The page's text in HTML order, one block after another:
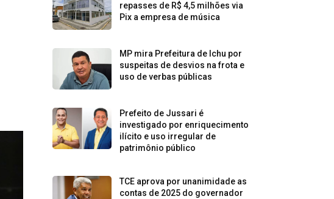
repasses de R$ 4,5 milhões via
Pix a empresa de música
MP mira Prefeitura de Ichu por
suspeitas de desvios na frota e
uso de verbas públicas
Prefeito de Jussari é
investigado por enriquecimento
ilícito e uso irregular de
patrimônio público
TCE aprova por unanimidade as
contas de 2025 do governador